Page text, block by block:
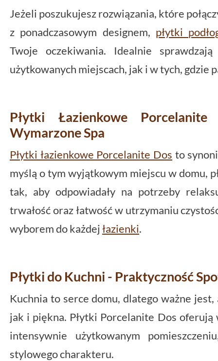
Jeżeli poszukujesz rozwiązania, które
z ponadczasowym designem, płytki
Twoje oczekiwania. Idealnie
użytkowanych miejscach, jak i w tych, gdzie
Płytki Łazienkowe
Wymarzone Spa
Płytki łazienkowe Porcelanite Dos to
myślą o tym wyjątkowym miejscu w domu,
tak, aby odpowiadały na potrzeby
trwałość oraz łatwość w utrzymaniu
wyborem do każdejłazienki.
Płytki do Kuchni - Praktyczność
Kuchnia to serce domu, dlatego ważne
jak i piękna. Płytki Porcelanite Dos
intensywnie użytkowanym
stylowego charakteru.